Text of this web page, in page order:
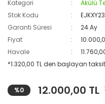
Kategori
Akülü
Stok Kodu
Garanti Süresi
24 Ay
Fiyat
Havale
*1.320,00 TL den başlayan
%0 12.000,00 TL